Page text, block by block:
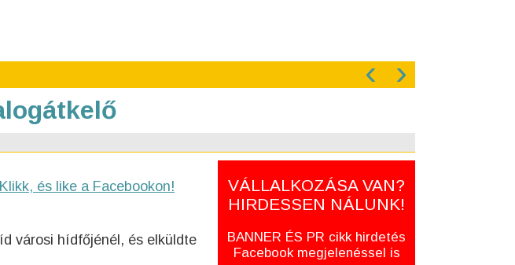
‹ ›
és like a Facebookon!
városi hídfőjénél, és elküldte
VÁLLALKOZÁSA VAN?
HIRDESSEN NÁLUNK!
BANNER ÉS PR cikk hirdetés
Facebook megjelenéssel is